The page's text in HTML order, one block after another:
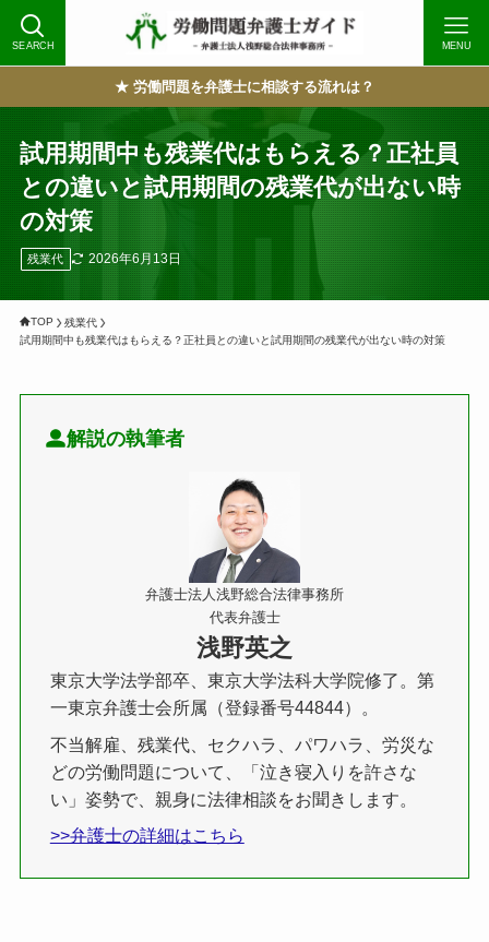
SEARCH MENU
★ 労働問題を弁護士に相談する流れは？
試用期間中も残業代はもらえる？正社員
との違いと試用期間の残業代が出ない時
の対策
残業代 2026年6月13日
TOP
残業代
試用期間中も残業代はもらえる？正社員との違いと試用期間の残業代が出ない時の対策
解説の執筆者
弁護士法人浅野総合法律事務所
代表弁護士
浅野英之
東京大学法学部卒、東京大学法科大学院修了。第
一東京弁護士会所属（登録番号44844）。
不当解雇、残業代、セクハラ、パワハラ、労災な
どの労働問題について、「泣き寝入りを許さな
い」姿勢で、親身に法律相談をお聞きします。
>>弁護士の詳細はこちら